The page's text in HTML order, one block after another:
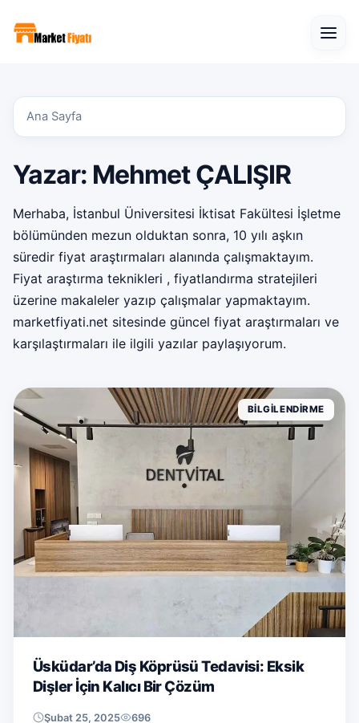
Ana Sayfa
Yazar: Mehmet ÇALIŞIR
Merhaba, İstanbul Üniversitesi İktisat Fakültesi İşletme
bölümünden mezun olduktan sonra, 10 yılı aşkın
süredir fiyat araştırmaları alanında çalışmaktayım.
Fiyat araştırma teknikleri , fiyatlandırma stratejileri
üzerine makaleler yazıp çalışmalar yapmaktayım.
marketfiyati.net sitesinde güncel fiyat araştırmaları ve
karşılaştırmaları ile ilgili yazılar paylaşıyorum.
BILGILENDIRME
Üsküdar’da Diş Köprüsü Tedavisi: Eksik
Dişler İçin Kalıcı Bir Çözüm
Şubat 25, 2025 696